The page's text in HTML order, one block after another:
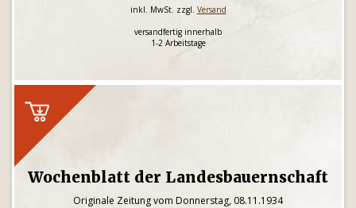
inkl. MwSt. zzgl. Versand
versandfertig innerhalb
1-2 Arbeitstage
Wochenblatt der Landesbauernschaft
Originale Zeitung vom Donnerstag, 08.11.1934